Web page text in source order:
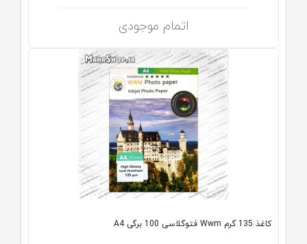
اتمام موجودی
کاغذ 135 گرم Wwm فتوگلاسی 100 برگی A4